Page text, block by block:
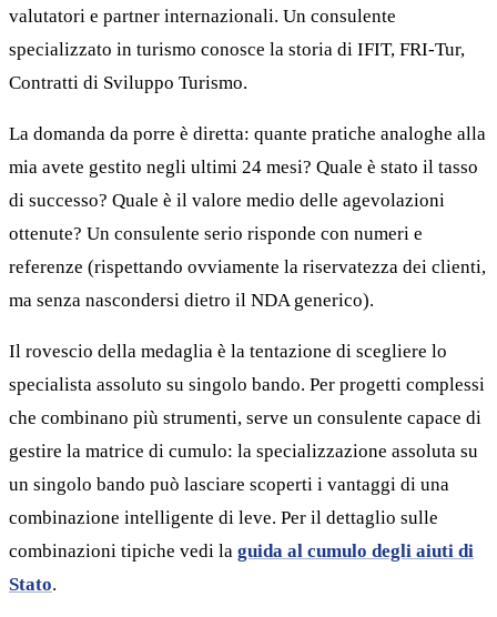
valutatori e partner internazionali. Un consulente
specializzato in turismo conosce la storia di IFIT, FRI-Tur,
Contratti di Sviluppo Turismo.
La domanda da porre è diretta: quante pratiche analoghe alla
mia avete gestito negli ultimi 24 mesi? Quale è stato il tasso
di successo? Quale è il valore medio delle agevolazioni
ottenute? Un consulente serio risponde con numeri e
referenze (rispettando ovviamente la riservatezza dei clienti,
ma senza nascondersi dietro il NDA generico).
Il rovescio della medaglia è la tentazione di scegliere lo
specialista assoluto su singolo bando. Per progetti complessi
che combinano più strumenti, serve un consulente capace di
gestire la matrice di cumulo: la specializzazione assoluta su
un singolo bando può lasciare scoperti i vantaggi di una
combinazione intelligente di leve. Per il dettaglio sulle
combinazioni tipiche vedi la guida al cumulo degli aiuti di
Stato.